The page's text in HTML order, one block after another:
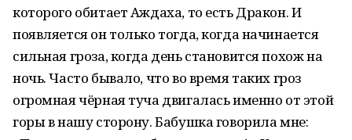
которого обитает Аждаха, то есть Дракон. И
появляется он только тогда, когда начинается
сильная гроза, когда день становится похож на
ночь. Часто бывало, что во время таких гроз
огромная чёрная туча двигалась именно от этой
горы в нашу сторону. Бабушка говорила мне: